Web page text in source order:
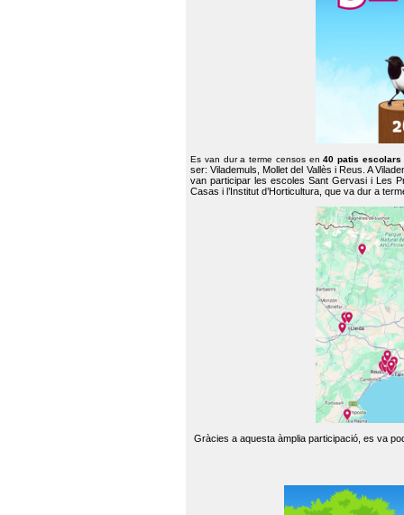
Es van dur a terme censos en40 patis escolars
ser: Vilademuls, Mollet del Vallès i Reus. A
van participar les escoles Sant Gervasi i Les
Casas i l’Institut d’Horticultura, que va dur a
Gràcies a aquesta àmplia participació, es va